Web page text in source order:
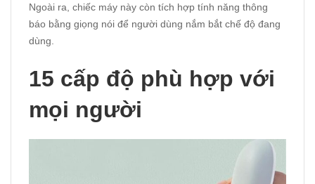
Ngoài ra, chiếc máy này còn tích hợp tính năng thông
báo bằng giọng nói để người dùng nắm bắt chế độ đang
dùng.
15 cấp độ phù hợp với
mọi người